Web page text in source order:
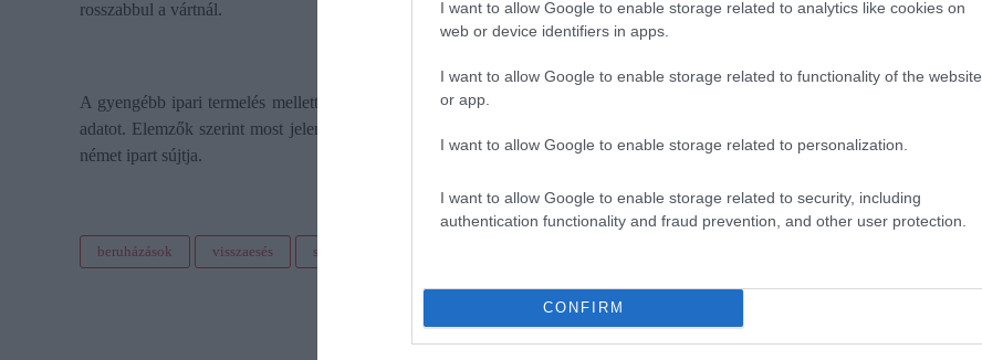
I want to allow Google to enable storage related to analytics like cookies on
web or device identifiers in apps.
I want to allow Google to enable storage related to functionality of the website
or app.
I want to allow Google to enable storage related to personalization.
I want to allow Google to enable storage related to security, including
authentication functionality and fraud prevention, and other user protection.
CONFIRM
rosszabbul a vártnál.
A gyengébb ipari termelés mellett az 1,4 százalékos beruházási visszaesés és a mérsékeltebb fogyasztás is rontotta az
adatot. Elemzők szerint most jelent meg először teljes mértékben az amerikai vámok negatív hatása, ami különösen a
német ipart sújtja.
beruházások visszaesés statisztika